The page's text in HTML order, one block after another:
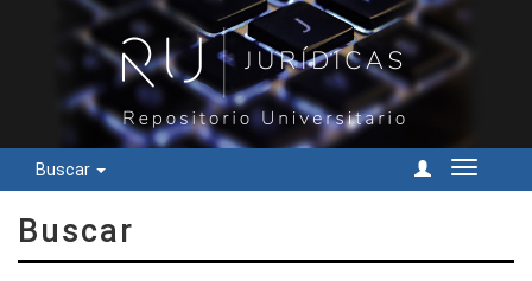
Buscar
Cambiar
Buscar